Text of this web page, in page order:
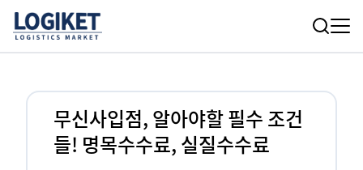
무신사입점, 알아야할 필수 조건
들! 명목수수료, 실질수수료